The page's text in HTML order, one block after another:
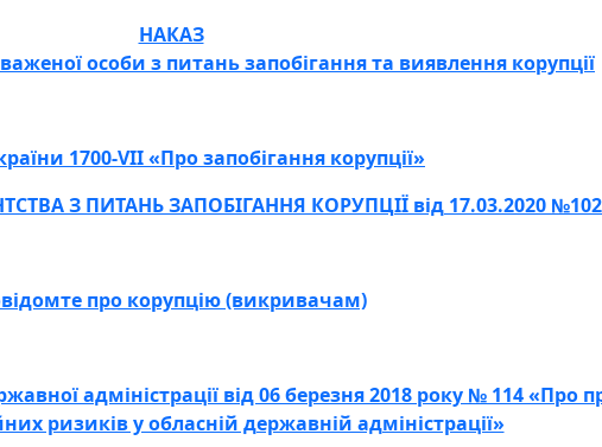
НАКАЗ
особи з питань запобігання та виявлення корупції
1700-VII «Про запобігання корупції»
З ПИТАНЬ ЗАПОБІГАННЯ КОРУПЦІЇ від 17.03.2020
про корупцію (викривачам)
адміністрації від 06 березня 2018 року № 114 «Про
ризиків у обласній державній адміністрації»